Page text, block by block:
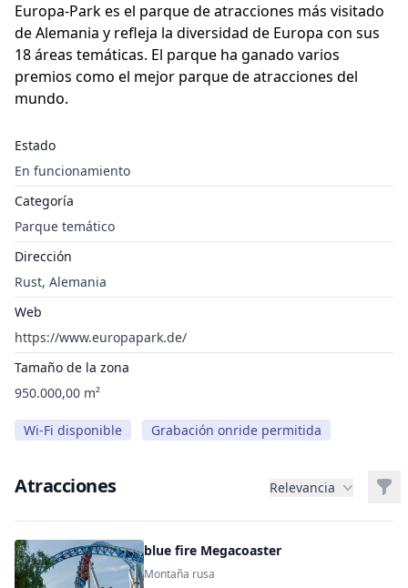
Europa-Park es el parque de atracciones más visitado
de Alemania y refleja la diversidad de Europa con sus
18 áreas temáticas. El parque ha ganado varios
premios como el mejor parque de atracciones del
mundo.
Estado
En funcionamiento
Categoría
Parque temático
Dirección
Rust, Alemania
Web
https://www.europapark.de/
Tamaño de la zona
950.000,00 m²
Wi-Fi disponible Grabación onride permitida
Atracciones Relevancia
blue fire Megacoaster
Montaña rusa